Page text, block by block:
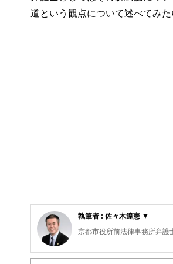
道という観点について述べてみた
執筆者 : 佐々木達憲 ▼
京都市役所前法律事務所弁護
相続・事業承継を中心とした